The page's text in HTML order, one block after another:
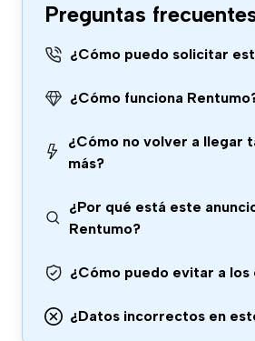
Preguntas
¿Cómo puedo solicitar
¿Cómo funciona
¿Cómo no volver a llegar
más?
¿Por qué está este
Rentumo?
¿Cómo puedo evitar a
¿Datos incorrectos en